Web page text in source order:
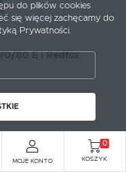
80 E | Redfox
MOJE KONTO
0
KOSZYK
do plików cookies
się więcej zachęcamy do
Prywatności.